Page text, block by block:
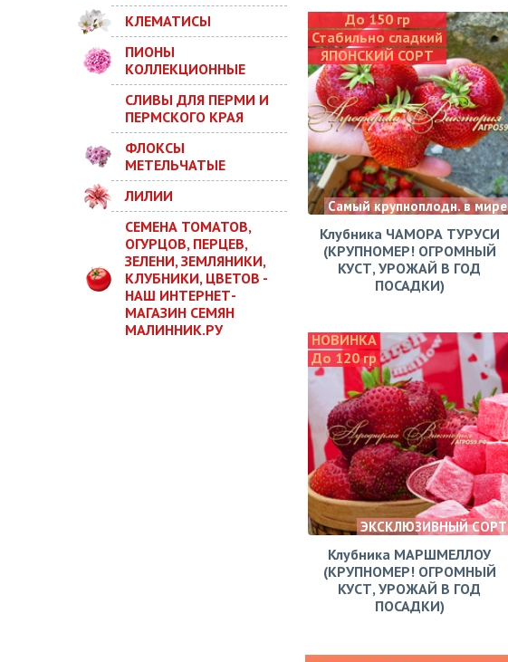
КЛЕМАТИСЫ
ПИОНЫ
КОЛЛЕКЦИОННЫЕ
СЛИВЫ ДЛЯ ПЕРМИ И
ПЕРМСКОГО КРАЯ
ФЛОКСЫ
МЕТЕЛЬЧАТЫЕ
ЛИЛИИ
СЕМЕНА ТОМАТОВ,
ОГУРЦОВ, ПЕРЦЕВ,
ЗЕЛЕНИ, ЗЕМЛЯНИКИ,
КЛУБНИКИ, ЦВЕТОВ -
НАШ ИНТЕРНЕТ-
МАГАЗИН СЕМЯН
МАЛИННИК.РУ
До 150 гр
Стабильно сладкий
ЯПОНСКИЙ СОРТ
Самый крупноплодн. в мире
Клубника ЧАМОРА ТУРУСИ
(КРУПНОМЕР! ОГРОМНЫЙ
КУСТ, УРОЖАЙ В ГОД
ПОСАДКИ)
НОВИНКА
До 120 гр
ЭКСКЛЮЗИВНЫЙ СОРТ
Клубника МАРШМЕЛЛОУ
(КРУПНОМЕР! ОГРОМНЫЙ
КУСТ, УРОЖАЙ В ГОД
ПОСАДКИ)